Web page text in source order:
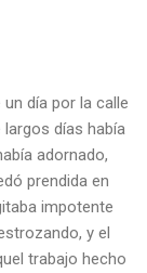
día por la calle
días había
adornado,
prendida en
impotente
y el
trabajo hecho